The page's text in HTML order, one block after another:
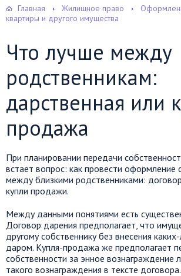
Главная Жилищное право
квартиры и другого имущества
Что лучше между
родственникам:
дарственная или
продажа
При планировании передачи
встает вопрос: как провести оформление
между близкими родственниками:
купли продажи.
Между данными понятиями есть
Договор дарения предполагает, что
другому собственнику без внесения
даром. Купля-продажа же предполагает
собственности за энное вознаграждение
такого вознаграждения в тексте договора.